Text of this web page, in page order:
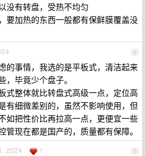
没有转盘，受热不均匀
要加热的东西一般都有保鲜膜覆盖没
4
的事情，我选的是平板式，清洁起来
，毕竟少个盘子。
式整体就比转盘式高级一点，定位高
有细微差别的，虽然不影响使用，但
如把性价比再拉高一点，更便宜一些
管现在都是国产的，质量都有保障。
5
2024 1